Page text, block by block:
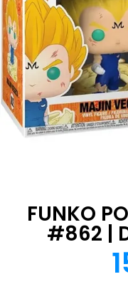
FUNKO
#862 |